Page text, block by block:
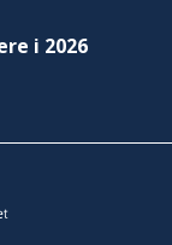
i 2026